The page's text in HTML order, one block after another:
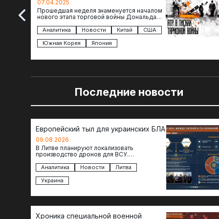
07.04.2025
Прошедшая неделя знаменуется началом
нового этапа торговой войны Дональда
импорта из более 100 стран…
Аналитика Новости Китай
США
Южная Корея
Япония
Последние новости
Европейский тыл для украинских БЛА
09.08.2026
В Литве планируют локализовать
производство дронов для ВСУ.
президенты Гитанас Науседа и Владимир
Зеленский подписали…
Аналитика Новости
Литва
Украина
Хроника специальной военной